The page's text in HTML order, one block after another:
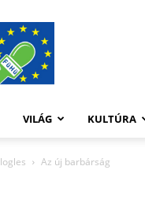
FüHü
VILÁG KULTÚRA
Az új barbárság